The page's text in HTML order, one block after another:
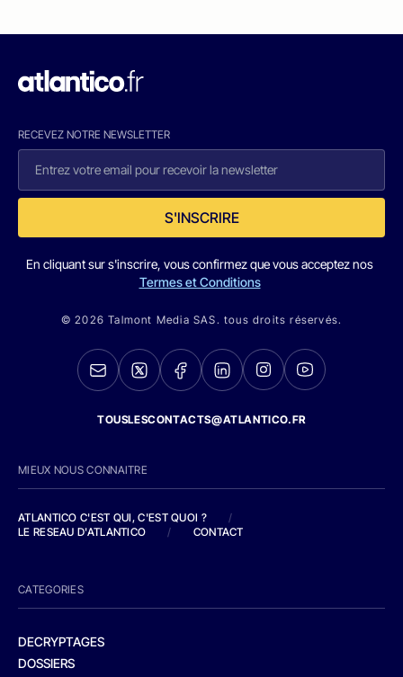
RECEVEZ NOTRE NEWSLETTER
S'INSCRIRE
En cliquant sur s'inscrire, vous confirmez que vous acceptez nos
Termes et Conditions
© 2026 Talmont Media SAS. tous droits réservés.
TOUSLESCONTACTS@ATLANTICO.FR
MIEUX NOUS CONNAITRE
ATLANTICO C'EST QUI, C'EST QUOI ?
/
LE RESEAU D'ATLANTICO
/ CONTACT
CATEGORIES
DECRYPTAGES
DOSSIERS